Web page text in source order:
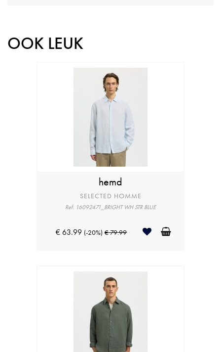
OOK LEUK
hemd
SELECTED HOMME
Ref: 16092471_BRIGHT WH STR BLUE
€ 63.99 (-20%) € 79.99